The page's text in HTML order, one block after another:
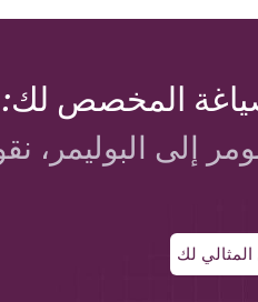
المخصص لك:
إلى البوليمر،
لك